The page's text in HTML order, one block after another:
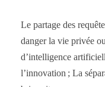
Le partage des
danger la vie privée
d’intelligence
l’innovation ; La